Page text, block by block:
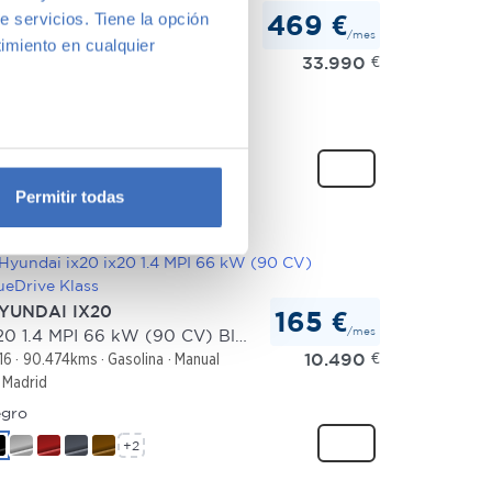
servicios. Tiene la opción
en cualquier
varios metros
en la
de redes sociales
nuestros partners de
les haya proporcionado o
Permitir todas
BENZ CLASE
e
Automático
469 €/mes
33.990 €
+2
IX20
90.474kms Gasolina
Manual
Madrid
165 €/mes
10.490 €
+2